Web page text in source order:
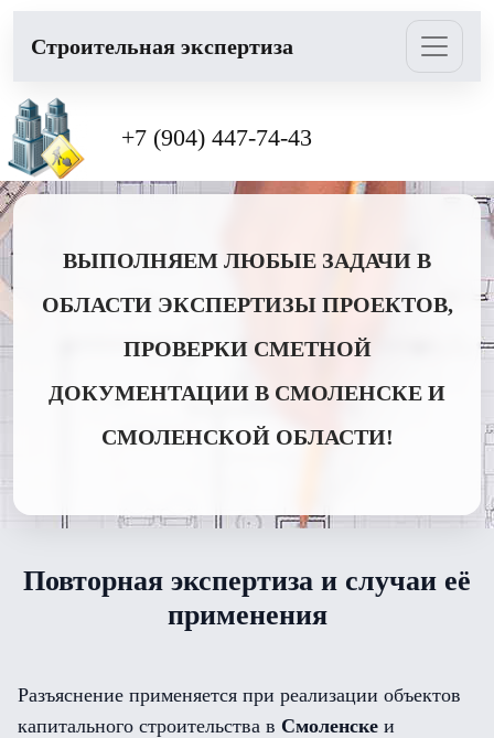
Cтроительная экспертиза
+7 (904) 447-74-43
ВЫПОЛНЯЕМ ЛЮБЫЕ ЗАДАЧИ В
ОБЛАСТИ ЭКСПЕРТИЗЫ ПРОЕКТОВ,
ПРОВЕРКИ СМЕТНОЙ
ДОКУМЕНТАЦИИ В СМОЛЕНСКЕ И
СМОЛЕНСКОЙ ОБЛАСТИ!
Повторная экспертиза и случаи её
применения
Разъяснение применяется при реализации объектов
капитального строительства в Смоленске и